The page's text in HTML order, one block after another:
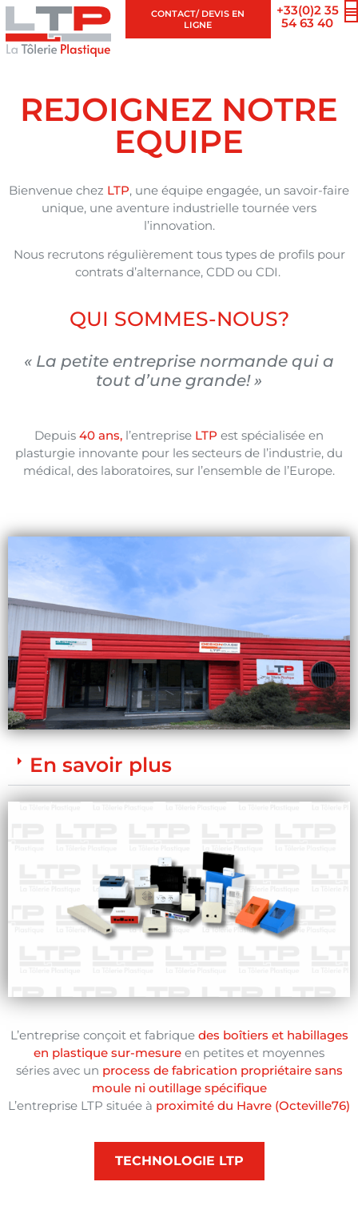
CONTACT/ DEVIS EN
LIGNE
+33(0)2 35
54 63 40
REJOIGNEZ NOTRE
EQUIPE
Bienvenue chez LTP, une équipe engagée, un savoir-faire
unique, une aventure industrielle tournée vers
l’innovation.
Nous recrutons régulièrement tous types de profils pour
contrats d’alternance, CDD ou CDI.
QUI SOMMES-NOUS?
« La petite entreprise normande qui a
tout d’une grande! »
Depuis 40 ans, l’entreprise LTP est spécialisée en
plasturgie innovante pour les secteurs de l’industrie, du
médical, des laboratoires, sur l’ensemble de l’Europe.
En savoir plus
L’entreprise conçoit et fabrique des boîtiers et habillages
en plastique sur-mesure en petites et moyennes
séries avec un process de fabrication propriétaire sans
moule ni outillage spécifique
L’entreprise LTP située à proximité du Havre (Octeville76)
TECHNOLOGIE LTP